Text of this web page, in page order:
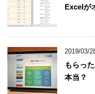
Excelが
2019/03/
もらっ
本当？